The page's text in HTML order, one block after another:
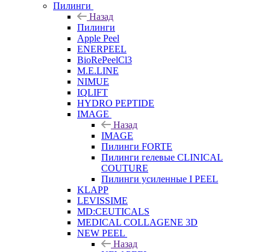
Пилинги
Назад
Пилинги
Apple Peel
ENERPEEL
BioRePeelCl3
M.E.LINE
NIMUE
IQLIFT
HYDRO PEPTIDE
IMAGE
Назад
IMAGE
Пилинги FORTE
Пилинги гелевые CLINICAL
COUTURE
Пилинги усиленные I PEEL
KLAPP
LEVISSIME
MD:CEUTICALS
MEDICAL COLLAGENE 3D
NEW PEEL
Назад